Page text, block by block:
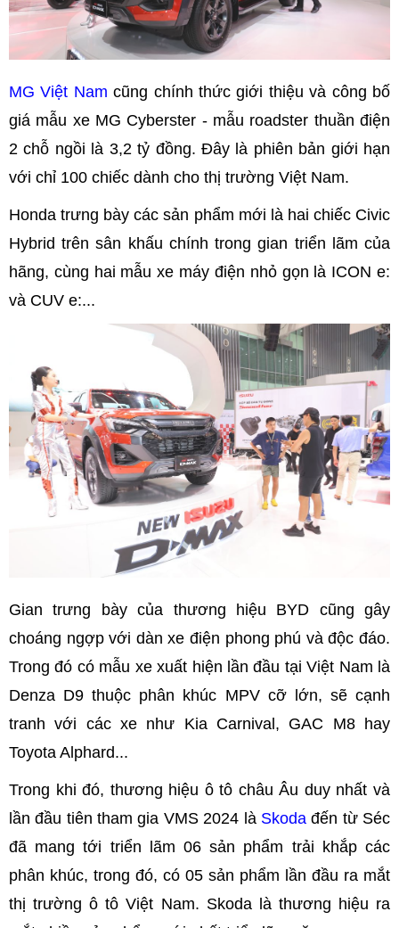
MG Việt Nam cũng chính thức giới thiệu và công bố
giá mẫu xe MG Cyberster - mẫu roadster thuần điện
2 chỗ ngồi là 3,2 tỷ đồng. Đây là phiên bản giới hạn
với chỉ 100 chiếc dành cho thị trường Việt Nam.
Honda trưng bày các sản phẩm mới là hai chiếc Civic
Hybrid trên sân khấu chính trong gian triển lãm của
hãng, cùng hai mẫu xe máy điện nhỏ gọn là ICON e:
và CUV e:...
Gian trưng bày của thương hiệu BYD cũng gây
choáng ngợp với dàn xe điện phong phú và độc đáo.
Trong đó có mẫu xe xuất hiện lần đầu tại Việt Nam là
Denza D9 thuộc phân khúc MPV cỡ lớn, sẽ cạnh
tranh với các xe như Kia Carnival, GAC M8 hay
Toyota Alphard...
Trong khi đó, thương hiệu ô tô châu Âu duy nhất và
lần đầu tiên tham gia VMS 2024 là Skodađến từ Séc
đã mang tới triển lãm 06 sản phẩm trải khắp các
phân khúc, trong đó, có 05 sản phẩm lần đầu ra mắt
thị trường ô tô Việt Nam. Skoda là thương hiệu ra